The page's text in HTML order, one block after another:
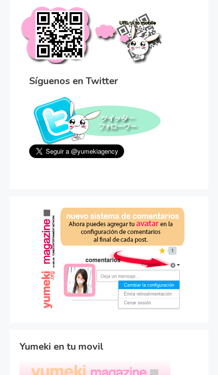
Síguenos en Twitter
Yumeki en tu movil